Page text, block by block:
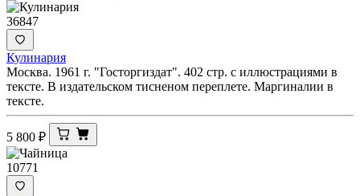
36847
Кулинария
Москва. 1961 г. "Госторгиздат". 402 стр. с иллюстрациями в
тексте. В издательском тисненом переплете. Маргиналии в
тексте.
5 800 ₽
10771